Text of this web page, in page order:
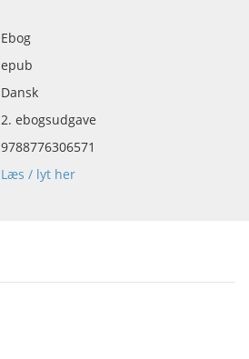
Ebog
epub
Dansk
2. ebogsudgave
9788776306571
Læs / lyt her